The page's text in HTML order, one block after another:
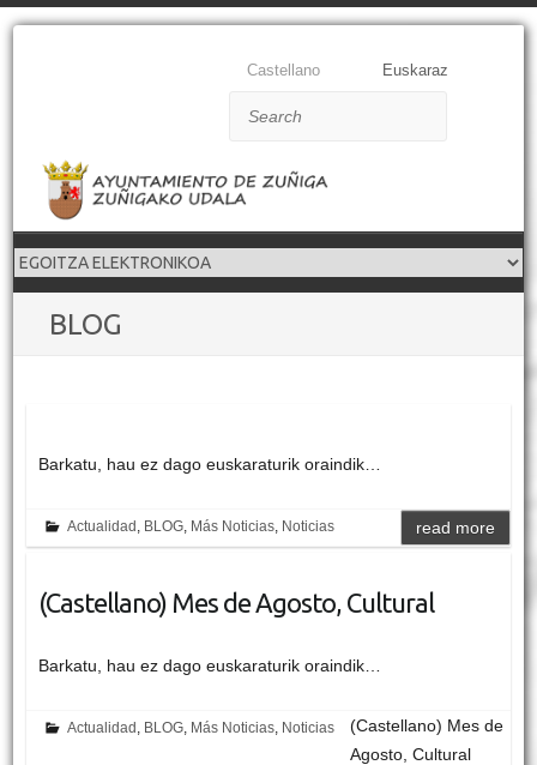
Castellano Euskaraz
BLOG
Barkatu, hau ez dago euskaraturik oraindik…
Actualidad BLOG Más Noticias Noticias read more
(Castellano) Mes de Agosto, Cultural
Barkatu, hau ez dago euskaraturik oraindik…
Actualidad, BLOG, Más Noticias, Noticias
(Castellano) Mes de
Agosto, Cultural